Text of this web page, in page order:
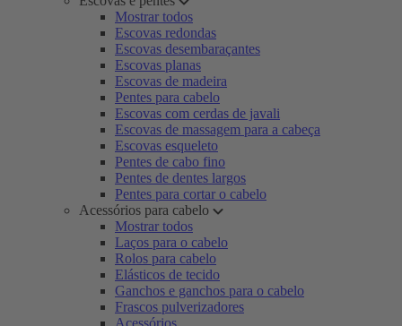
Mostrar todos
Escovas redondas
Escovas desembaraçantes
Escovas planas
Escovas de madeira
Pentes para cabelo
Escovas com cerdas de javali
Escovas de massagem para a cabeça
Escovas esqueleto
Pentes de cabo fino
Pentes de dentes largos
Pentes para cortar o cabelo
Acessórios para cabelo
Mostrar todos
Laços para o cabelo
Rolos para cabelo
Elásticos de tecido
Ganchos e ganchos para o cabelo
Frascos pulverizadores
Acessórios